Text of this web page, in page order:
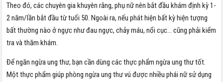
Theo đó, các chuyên gia khuyên rằng, phụ nữ nên bắt đầu khám định kỳ 1-
2 năm/lần bắt đầu từ tuổi 50. Ngoài ra, nếu phát hiện bất kỳ hiện tượng
bất thường nào ở ngực như đau ngực, chảy máu, nổi cục… cũng phải kiểm
tra và thăm khám.
Để ngăn ngừa ung thư, bạn cần dùng các thực phẩm ngừa ung thư tốt.
Một thực phẩm giúp phòng ngừa ung thư vú được nhiều phái nữ sử dụng